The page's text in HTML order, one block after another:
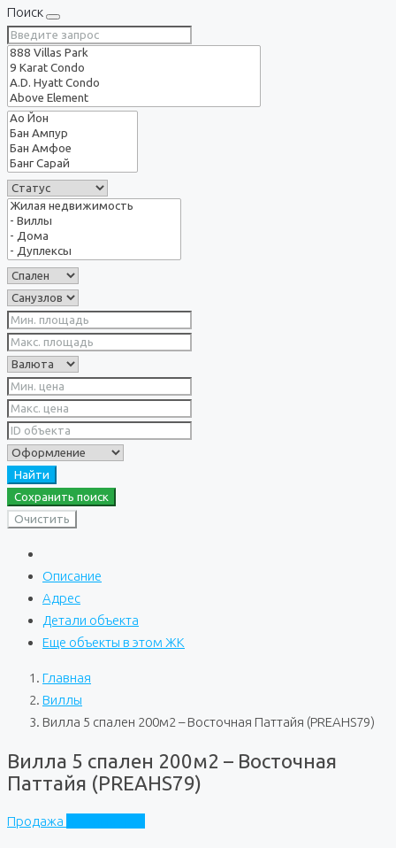
Поиск
Найти
Сохранить поиск
Очистить
Описание
Адрес
Детали объекта
Еще объекты в этом ЖК
Главная
Виллы
Вилла 5 спален 200м2 – Восточная Паттайя (PREAHS79)
Вилла 5 спален 200м2 – Восточная
Паттайя (PREAHS79)
Продажа